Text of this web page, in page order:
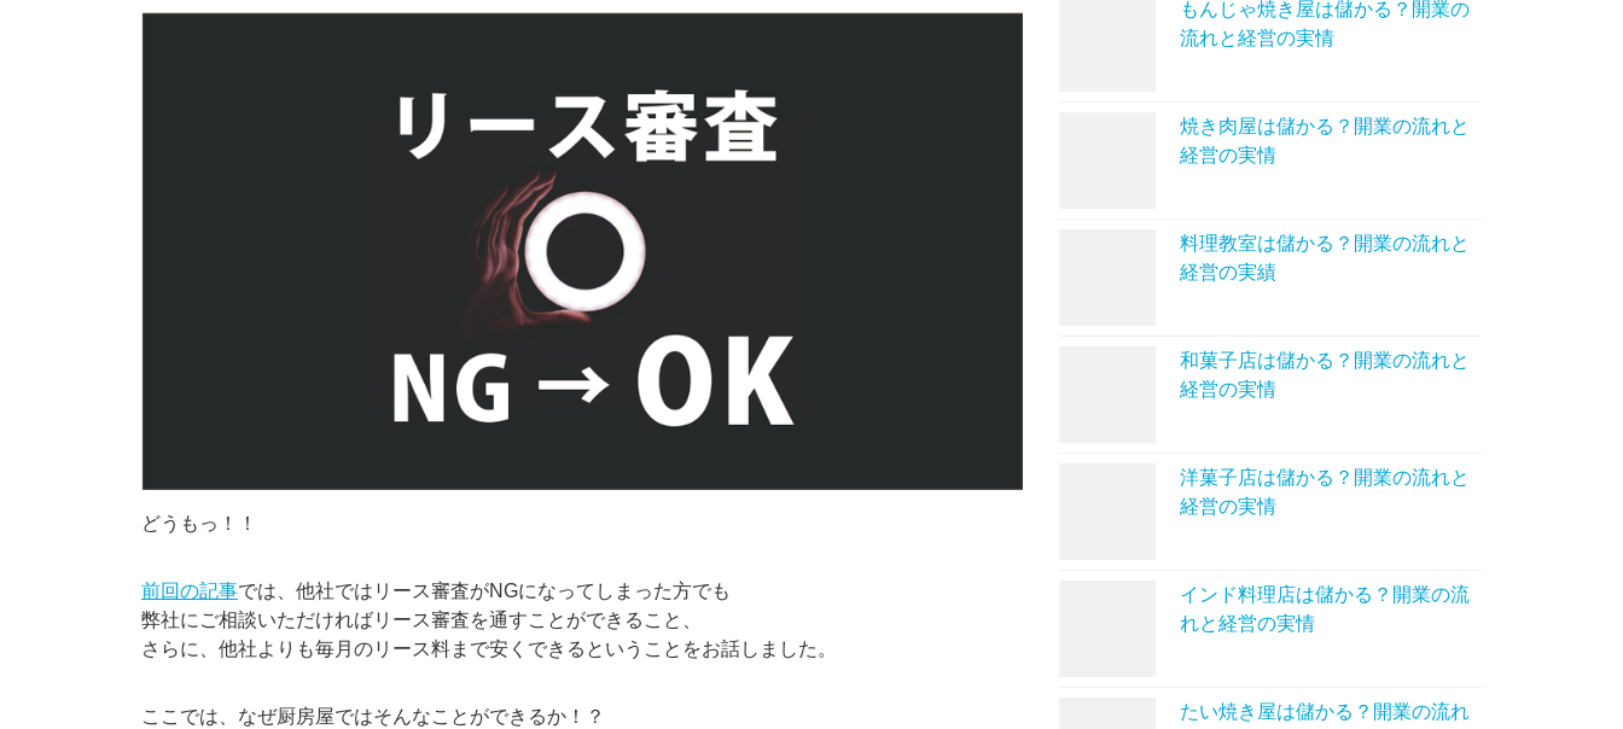
どうもっ！！
前回の記事では、他社ではリース審査がNGになってしまった方でも
弊社にご相談いただければリース審査を通すことができること、
さらに、他社よりも毎月のリース料まで安くできるということをお話しました。
ここでは、なぜ厨房屋ではそんなことができるか！？
もんじゃ焼き屋は儲かる？開業の
流れと経営の実情
焼き肉屋は儲かる？開業の流れと
経営の実情
料理教室は儲かる？開業の流れと
経営の実績
和菓子店は儲かる？開業の流れと
経営の実情
洋菓子店は儲かる？開業の流れと
経営の実情
インド料理店は儲かる？開業の流
れと経営の実情
たい焼き屋は儲かる？開業の流れ